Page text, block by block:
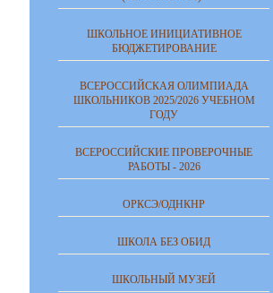
ШКОЛЬНОЕ ИНИЦИАТИВНОЕ
БЮДЖЕТИРОВАНИЕ
ВСЕРОССИЙСКАЯ ОЛИМПИАДА
ШКОЛЬНИКОВ 2025/2026 УЧЕБНОМ
ГОДУ
ВСЕРОССИЙСКИЕ ПРОВЕРОЧНЫЕ
РАБОТЫ - 2026
ОРКСЭ/ОДНКНР
ШКОЛА БЕЗ ОБИД
ШКОЛЬНЫЙ МУЗЕЙ